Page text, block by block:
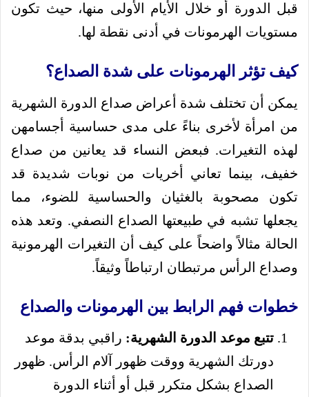
قبل الدورة أو خلال الأيام الأولى منها، حيث تكون
مستويات الهرمونات في أدنى نقطة لها.
كيف تؤثر الهرمونات على شدة الصداع؟
يمكن أن تختلف شدة أعراض صداع الدورة الشهرية
من امرأة لأخرى بناءً على مدى حساسية أجسامهن
لهذه التغيرات. فبعض النساء قد يعانين من صداع
خفيف، بينما تعاني أخريات من نوبات شديدة قد
تكون مصحوبة بالغثيان والحساسية للضوء، مما
يجعلها تشبه في طبيعتها الصداع النصفي. وتعد هذه
الحالة مثالاً واضحاً على كيف أن التغيرات الهرمونية
وصداع الرأس مرتبطان ارتباطاً وثيقاً.
خطوات فهم الرابط بين الهرمونات والصداع
تتبع موعد الدورة الشهرية: راقبي بدقة موعد
دورتك الشهرية ووقت ظهور آلام الرأس. ظهور
الصداع بشكل متكرر قبل أو أثناء الدورة